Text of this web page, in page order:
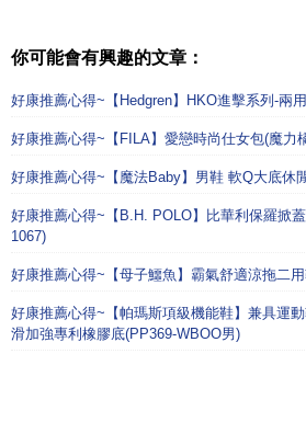
你可能會有興趣的文章：
好康推薦心得~【Hedgren】HKO進擊系列-兩
好康推薦心得~【FILA】愛戀時尚仕女包(魔力
好康推薦心得~【魔法Baby】男鞋 軟Q大底休
好康推薦心得~【B.H. POLO】比華利保羅掀
1067)
好康推薦心得~【母子鱷魚】霸氣舒適涼拖二
好康推薦心得~【帕瑪斯項級機能鞋】兼具運
滑加強專利橡膠底(PP369-WBOO男)